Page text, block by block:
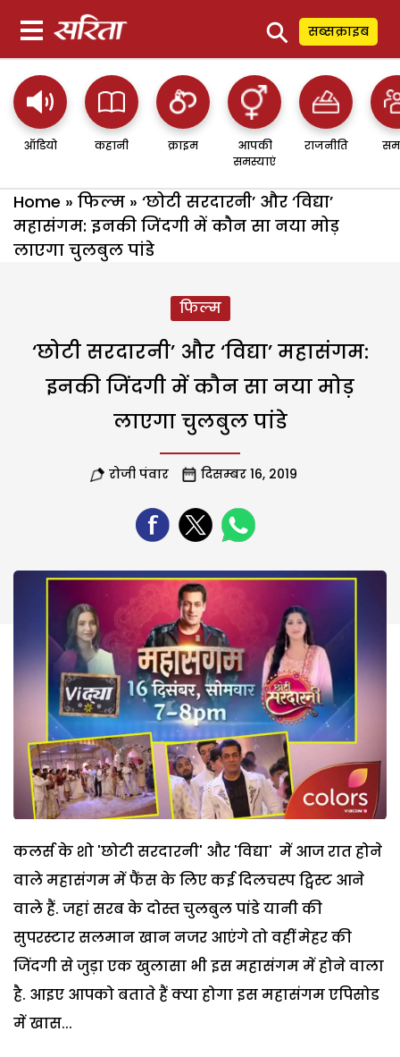
⚲ सब्सक्राइब
ऑडियो कहानी क्राइम
आपकी
समस्याएं
राजनीति
Home » फिल्म » ‘छोटी सरदारनी’ और ‘विद्या’
महासंगम: इनकी जिंदगी में कौन सा नया मोड़
लाएगा चुलबुल पांडे
फिल्म
‘छोटी सरदारनी’ और ‘विद्या’ महासंगम:
इनकी जिंदगी में कौन सा नया मोड़
लाएगा चुलबुल पांडे
रोजी पंवार दिसम्बर 16, 2019
कलर्स के शो 'छोटी सरदारनी' और 'विद्या' में आज रात होने
वाले महासंगम में फैंस के लिए कई दिलचस्प ट्विस्ट आने
वाले हैं. जहां सरब के दोस्त चुलबुल पांडे यानी की
सुपरस्टार सलमान खान नजर आएंगे तो वहीं मेहर की
जिंदगी से जुड़ा एक खुलासा भी इस महासंगम में होने वाला
है. आइए आपको बताते हैं क्या होगा इस महासंगम एपिसोड
में खास...